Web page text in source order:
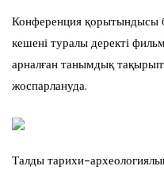
Конференция қорытындысы
кешені туралы деректі
арналған танымдық
жоспарлануда.
Талды тарихи-